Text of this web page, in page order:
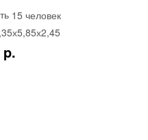
15 человек
p.